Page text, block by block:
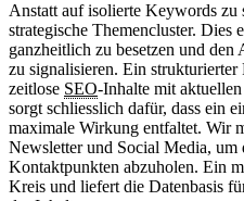
Anstatt auf isolierte Keywords zu
strategische Themencluster. Dies
ganzheitlich zu besetzen und
zu signalisieren. Ein
zeitlose SEO-Inhalte mit aktuellen
sorgt schliesslich dafür, dass ein
maximale Wirkung entfaltet. Wir
Newsletter und Social Media, um
Kontaktpunkten abzuholen. Ein
Kreis und liefert die Datenbasis